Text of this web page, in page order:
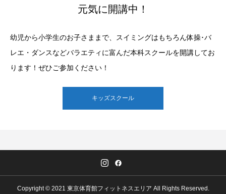
元気に開講中！
幼児から小学生のお子さままで、スイミングはもちろん体操･バ
レエ・ダンスなどバラエティに富んだ本科スクールを開講してお
ります！ぜひご参加ください！
キッズスクール
Copyright © 2021 東京体育館フィットネスエリア All Rights Reserved.